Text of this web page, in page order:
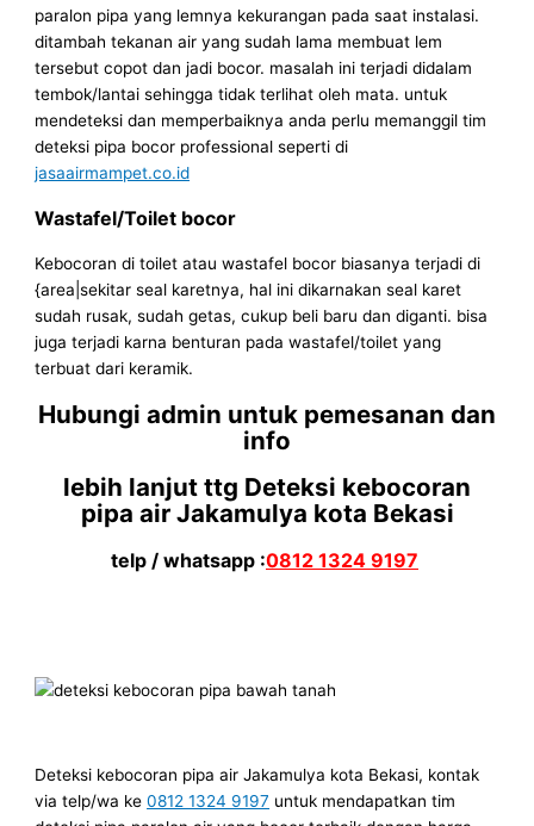
paralon pipa yang lemnya kekurangan pada saat instalasi.
ditambah tekanan air yang sudah lama membuat lem
tersebut copot dan jadi bocor. masalah ini terjadi didalam
tembok/lantai sehingga tidak terlihat oleh mata. untuk
mendeteksi dan memperbaiknya anda perlu memanggil tim
deteksi pipa bocor professional seperti di
jasaairmampet.co.id
Wastafel/Toilet bocor
Kebocoran di toilet atau wastafel bocor biasanya terjadi di
{area|sekitar seal karetnya, hal ini dikarnakan seal karet
sudah rusak, sudah getas, cukup beli baru dan diganti. bisa
juga terjadi karna benturan pada wastafel/toilet yang
terbuat dari keramik.
Hubungi admin untuk pemesanan dan
info
lebih lanjut ttg Deteksi kebocoran
pipa air Jakamulya kota Bekasi
telp / whatsapp :0812 1324 9197
Deteksi kebocoran pipa air Jakamulya kota Bekasi, kontak
via telp/wa ke0812 1324 9197 untuk mendapatkan tim